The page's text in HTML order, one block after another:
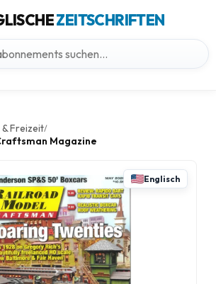
ZEITSCHRIFTEN
Freizeit/
Magazine
Englisch